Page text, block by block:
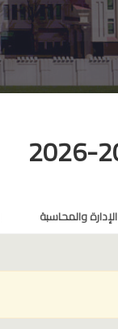
الإدارة والمحاسبة